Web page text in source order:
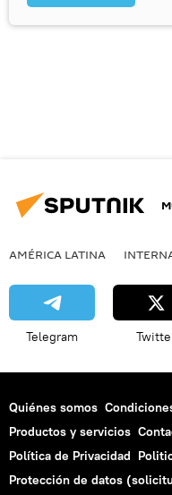
AMÉRICA LATINA
Telegram
Quiénes somos
Productos y servicios
Política de Privacidad
Protección de datos